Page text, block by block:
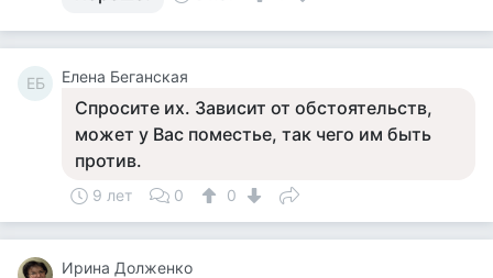
ЕБ Елена Беганская
Спросите их. Зависит от обстоятельств,
может у Вас поместье, так чего им быть
против.
9 лет 0 0
Ирина Долженко